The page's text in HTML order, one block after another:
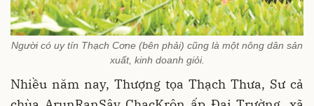
Người có uy tín Thạch Cơne (bên phải) cũng là một nông dân sản
xuất, kinh doanh giỏi.
Nhiều năm nay, Thượng tọa Thạch Thưa, Sư cả